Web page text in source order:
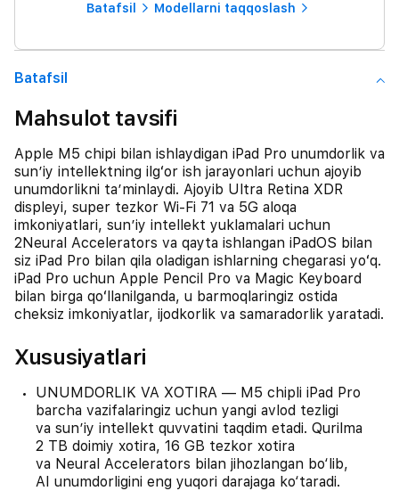
Batafsil Modellarni taqqoslash
Batafsil
Mahsulot tavsifi
Apple M5 chipi bilan ishlaydigan iPad Pro unumdorlik va
sunʼiy intellektning ilgʻor ish jarayonlari uchun ajoyib
unumdorlikni taʼminlaydi. Ajoyib Ultra Retina XDR
displeyi, super tezkor Wi-Fi 71 va 5G aloqa
imkoniyatlari, sunʼiy intellekt yuklamalari uchun
2Neural Accelerators va qayta ishlangan iPadOS bilan
siz iPad Pro bilan qila oladigan ishlarning chegarasi yoʻq.
iPad Pro uchun Apple Pencil Pro va Magic Keyboard
bilan birga qoʻllanilganda, u barmoqlaringiz ostida
cheksiz imkoniyatlar, ijodkorlik va samaradorlik yaratadi.
Xususiyatlari
UNUMDORLIK VA XOTIRA — M5 chipli iPad Pro
barcha vazifalaringiz uchun yangi avlod tezligi
va sunʼiy intellekt quvvatini taqdim etadi. Qurilma
2 TB doimiy xotira, 16 GB tezkor xotira
va Neural Accelerators bilan jihozlangan bo‘lib,
AI unumdorligini eng yuqori darajaga ko‘taradi.